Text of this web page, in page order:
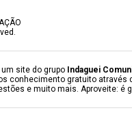
um site do grupo Indaguei
conhecimento gratuito através
e muito mais. Aproveite: é